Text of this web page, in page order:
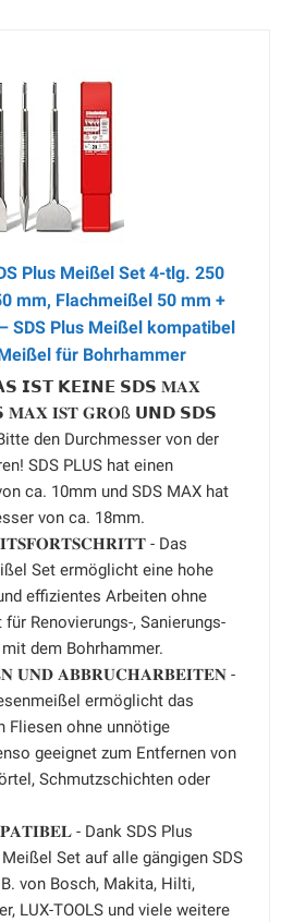
Plus Meißel Set 4-tlg. 250
mm, Flachmeißel 50 mm +
SDS Plus Meißel kompatibel
für Bohrhammer
𝗜𝗦𝗧 𝗞𝗘𝗜𝗡𝗘 𝗦𝗗𝗦 𝐌𝐀𝐗
𝐈𝐒𝐓 𝐆𝐑𝐎ß 𝗨𝗡𝗗 𝗦𝗗𝗦
den Durchmesser von der
SDS PLUS hat einen
ca. 10mm und SDS MAX hat
von ca. 18mm.
- Das
Set ermöglicht eine hohe
effizientes Arbeiten ohne
Renovierungs-, Sanierungs-
dem Bohrhammer.
𝐔𝐍𝐃 𝐀𝐁𝐁𝐑𝐔𝐂𝐇𝐀𝐑𝐁𝐄𝐈𝐓𝐄𝐍 -
ermöglicht das
Fliesen ohne unnötige
geeignet zum Entfernen von
Schmutzschichten oder
- Dank SDS Plus
Set auf alle gängigen SDS
von Bosch, Makita, Hilti,
LUX-TOOLS und viele weitere